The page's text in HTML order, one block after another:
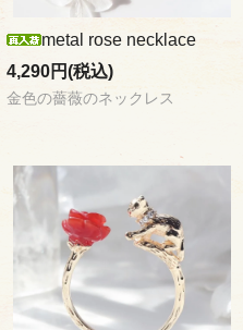
metal rose necklace
4,290円(税込)
金色の薔薇のネックレス